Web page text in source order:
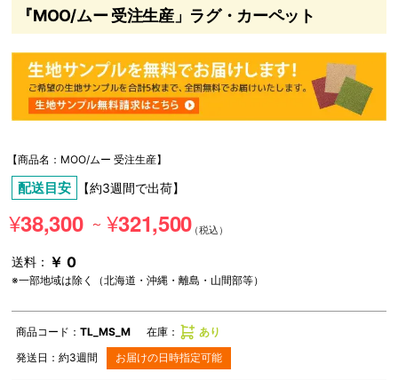
『MOO/ムー 受注生産」ラグ・カーペット
【商品名：MOO/ムー 受注生産】
配送目安 【約3週間で出荷】
¥38,300 ～ ¥321,500
送料： ￥ 0
※一部地域は除く（北海道・沖縄・離島・山間部等）
商品コード：TL_MS_M 在庫：
あり
発送日：約3週間 お届けの日時指定可能